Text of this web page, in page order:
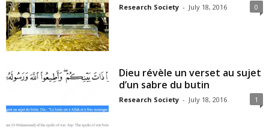
Research Society - July 18, 2016 0
Dieu révèle un verset au sujet
d’un sabre du butin
Research Society - July 18, 2016 1